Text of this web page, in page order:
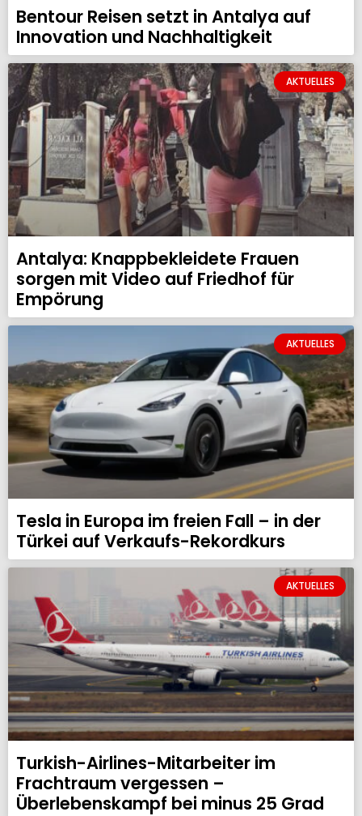
Bentour Reisen setzt in Antalya auf
Innovation und Nachhaltigkeit
AKTUELLES
Antalya: Knappbekleidete Frauen
sorgen mit Video auf Friedhof für
Empörung
AKTUELLES
Tesla in Europa im freien Fall – in der
Türkei auf Verkaufs-Rekordkurs
AKTUELLES
Turkish-Airlines-Mitarbeiter im
Frachtraum vergessen –
Überlebenskampf bei minus 25 Grad